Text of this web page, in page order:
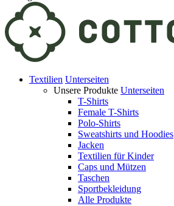
Textilien Unterseiten
Unsere Produkte Unterseiten
T-Shirts
Female T-Shirts
Polo-Shirts
Sweatshirts und Hoodies
Jacken
Textilien für Kinder
Caps und Mützen
Taschen
Sportbekleidung
Alle Produkte